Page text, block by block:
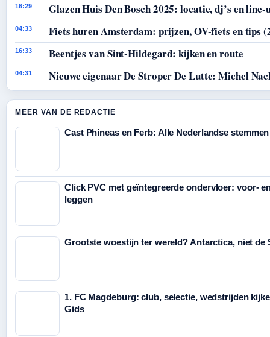
16:29 Glazen Huis Den Bosch 2025: locatie, dj’s en line-
04:33 Fiets huren Amsterdam: prijzen, OV-fiets en tips
16:33 Beentjes van Sint-Hildegard: kijken en route
04:31 Nieuwe eigenaar De Stroper De Lutte: Michel
MEER VAN DE REDACTIE
Cast Phineas en Ferb: Alle Nederlandse stemmen
Click PVC met geïntegreerde ondervloer: voor-
leggen
Grootste woestijn ter wereld? Antarctica, niet de
1. FC Magdeburg: club, selectie, wedstrijden
Gids